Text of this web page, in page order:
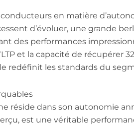
en matière
d’évoluer, une grande
des performances
et la capacité de récupérer
redéfinit les standards du
réside dans son autonomie
est une véritable